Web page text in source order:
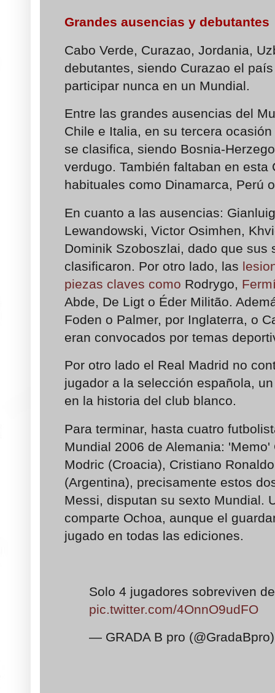
Grandes ausencias y debutantes
Cabo Verde, Curazao, Jordania,
debutantes, siendo Curazao el
participar nunca en un Mundial.
Entre las grandes ausencias del
Chile e Italia, en su tercera
se clasifica, siendo Bosnia-
verdugo. También faltaban en esta
habituales como Dinamarca, Perú
En cuanto a las ausencias:
Lewandowski, Victor Osimhen,
Dominik Szoboszlai, dado que sus
clasificaron. Por otro lado, las
piezas claves como Rodrygo,
Abde, De Ligt o Éder Militão.
Foden o Palmer, por Inglaterra, o
eran convocados por temas
Por otro lado el Real Madrid no
jugador a la selección española,
en la historia del club blanco.
Para terminar, hasta cuatro
Mundial 2006 de Alemania:
Modric (Croacia), Cristiano
(Argentina), precisamente estos
Messi, disputan su sexto Mundial.
comparte Ochoa, aunque el
jugado en todas las ediciones.
Solo 4 jugadores sobreviven
pic.twitter.com/4OnnO9udFO
— GRADA B pro